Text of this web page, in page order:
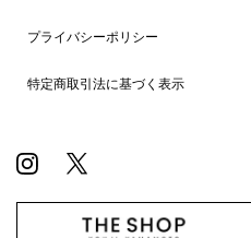
プライバシーポリシー
特定商取引法に基づく表示